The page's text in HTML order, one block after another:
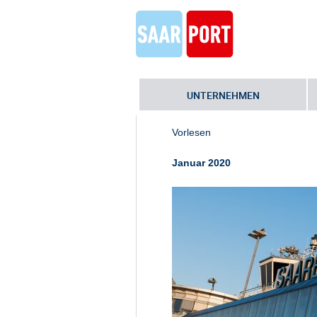
UNTERNEHMEN
Home » Erfreulicher Anstieg der
Vorlesen
Januar 2020